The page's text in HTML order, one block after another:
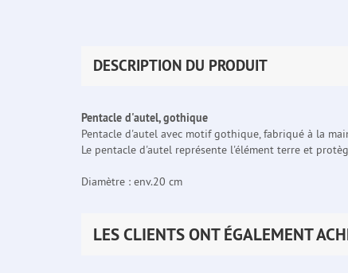
DESCRIPTION DU PRODUIT
Pentacle d'autel, gothique
Pentacle d'autel avec motif gothique, fabriqué à la
Le pentacle d'autel représente l'élément terre et
Diamètre : env.20 cm
LES CLIENTS ONT ÉGALEMENT